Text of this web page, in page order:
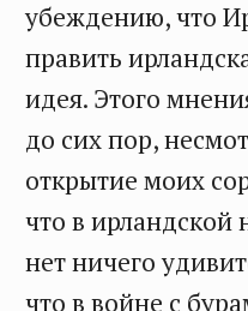
убеждению, что
править
идея. Этого
до сих пор,
открытие моих
что в ирландской
нет ничего
что в войне с